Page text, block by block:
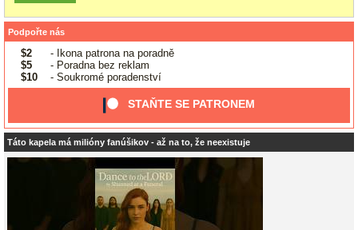
Podpořte nás
$2
- Ikona patrona na poradně
$5
- Poradna bez reklam
$10
- Soukromé poradenství
STAŇTE SE PATRONEM
Táto kapela má milióny fanúšikov - až na to, že neexistuje